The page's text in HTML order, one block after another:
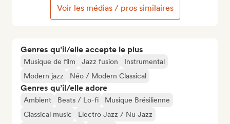
Genres qu’il/elle accepte le plus
Musique de film Jazz fusion
Instrumental
Modern jazz
Néo / Modern Classical
Genres qu’il/elle adore
Ambient Beats / Lo-fi
Musique Brésilienne
Classical music
Electro Jazz / Nu Jazz
Voir les médias / pros similaires